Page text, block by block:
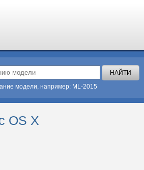
модели, например: ML-2015
OS X